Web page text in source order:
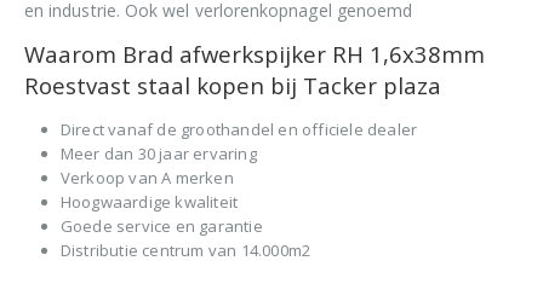
en industrie. Ook wel verlorenkopnagel genoemd
Waarom Brad afwerkspijker RH 1,6x38mm
Roestvast staal kopen bij Tacker plaza
Direct vanaf de groothandel en officiele dealer
Meer dan 30 jaar ervaring
Verkoop van A merken
Hoogwaardige kwaliteit
Goede service en garantie
Distributie centrum van 14.000m2